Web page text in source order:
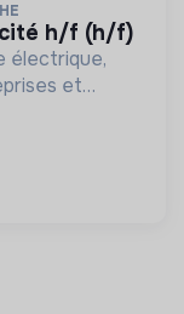
h/f (h/f)
électrique,
et
offrons des